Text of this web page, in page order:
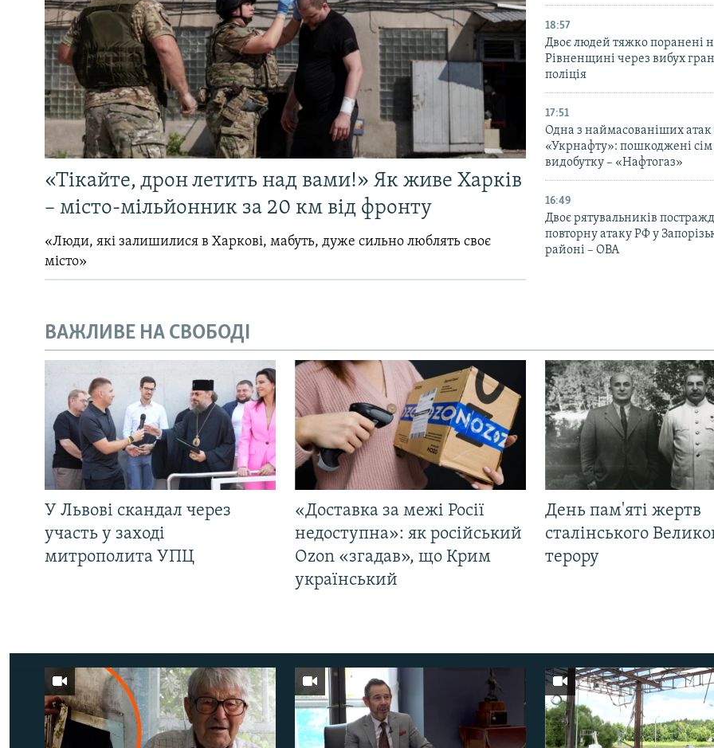
«Тікайте, дрон летить над вами!» Як живе Харків
– місто-мільйонник за 20 км від фронту
«Люди, які залишилися в Харкові, мабуть, дуже сильно люблять своє
місто»
18:57
Двоє людей тяжко поранені
Рівненщині через вибух
поліція
17:51
Одна з наймасованіших
«Укрнафту»: пошкоджені сім
видобутку – «Нафтогаз»
16:49
Двоє рятувальників
повторну атаку РФ у
районі – ОВА
ВАЖЛИВЕ НА СВОБОДІ
У Львові скандал через
участь у заході
митрополита УПЦ
«Доставка за межі Росії
недоступна»: як російський
Ozon «згадав», що Крим
український
День пам'яті жертв
сталінського
терору